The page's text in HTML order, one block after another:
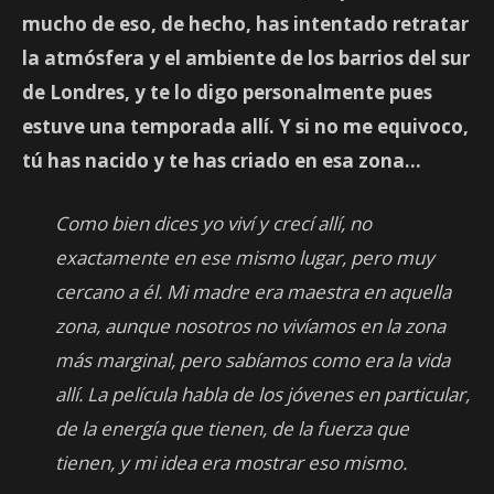
mucho de eso, de hecho, has intentado retratar
la atmósfera y el ambiente de los barrios del sur
de Londres, y te lo digo personalmente pues
estuve una temporada allí. Y si no me equivoco,
tú has nacido y te has criado en esa zona…
Como bien dices yo viví y crecí allí, no
exactamente en ese mismo lugar, pero muy
cercano a él. Mi madre era maestra en aquella
zona, aunque nosotros no vivíamos en la zona
más marginal, pero sabíamos como era la vida
allí. La película habla de los jóvenes en particular,
de la energía que tienen, de la fuerza que
tienen, y mi idea era mostrar eso mismo.